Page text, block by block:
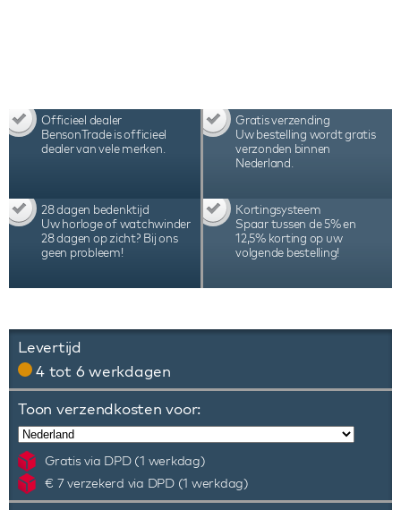
Officieel dealer
BensonTrade is officieel
dealer van vele merken.
Gratis verzending
Uw bestelling wordt gratis
verzonden binnen
Nederland.
28 dagen bedenktijd
Uw horloge of watchwinder
28 dagen op zicht? Bij ons
geen probleem!
Kortingsysteem
Spaar tussen de 5% en
12,5% korting op uw
volgende bestelling!
Levertijd
4 tot 6 werkdagen
Toon verzendkosten voor:
Gratis via DPD (1 werkdag)
€ 7 verzekerd via DPD (1 werkdag)